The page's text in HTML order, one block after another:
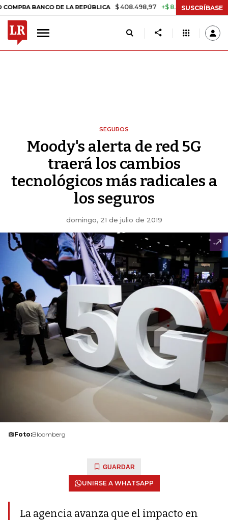
BANCO DE LA REPÚBLICA $ 408.498,97 +$ 8.753,81 +2,19% TASA
SUSCRÍBASE
SEGUROS
Moody's alerta de red 5G
traerá los cambios
tecnológicos más radicales a
los seguros
domingo, 21 de julio de 2019
Foto:Bloomberg
GUARDAR
UNIRSE A WHATSAPP
La agencia avanza que el impacto en